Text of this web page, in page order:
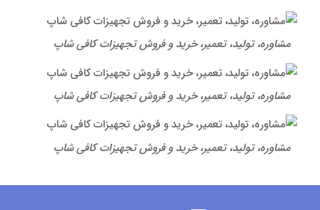
مشاوره، تولید، تعمیر، خرید و فروش تجهیزات کافی شاپ
مشاوره، تولید، تعمیر، خرید و فروش تجهیزات کافی شاپ
مشاوره، تولید، تعمیر، خرید و فروش تجهیزات کافی شاپ